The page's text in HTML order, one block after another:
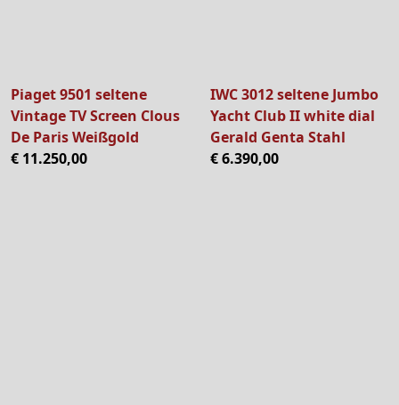
Piaget 9501 seltene
Vintage TV Screen Clous
De Paris Weißgold
€ 11.250,00
IWC 3012 seltene Jumbo
Yacht Club II white dial
Gerald Genta Stahl
€ 6.390,00